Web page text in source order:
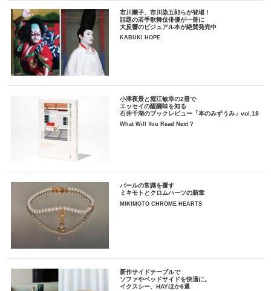
市川團子、市川染五郎らが登場！
話題の若手歌舞伎俳優が一冊に
大反響のビジュアル本が絶賛発売中
KABUKI HOPE
小津夜景と堀江敏幸の2冊で
エッセイの醍醐味を知る
石井千湖のブックレビュー「本のみずうみ」vol.18
What Will You Read Next ?
パールの常識を覆す
ミキモトとクロムハーツの新章
MIKIMOTO CHROME HEARTS
新作サイドテーブルで
ソファやベッドサイドを快適に。
イクスシー、HAYほか6選